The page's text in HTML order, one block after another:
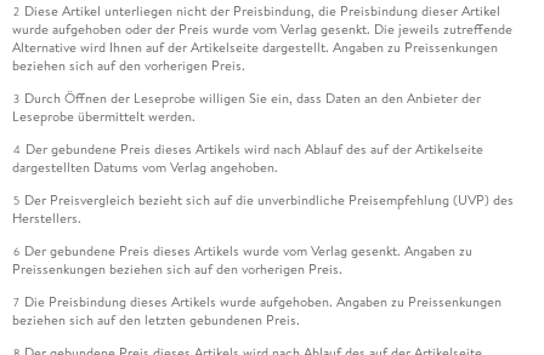
2 Diese Artikel unterliegen nicht der Preisbindung, die Preisbindung dieser Artikel
wurde aufgehoben oder der Preis wurde vom Verlag gesenkt. Die jeweils zutreffende
Alternative wird Ihnen auf der Artikelseite dargestellt. Angaben zu Preissenkungen
beziehen sich auf den vorherigen Preis.
3 Durch Öffnen der Leseprobe willigen Sie ein, dass Daten an den Anbieter der
Leseprobe übermittelt werden.
4 Der gebundene Preis dieses Artikels wird nach Ablauf des auf der Artikelseite
dargestellten Datums vom Verlag angehoben.
5 Der Preisvergleich bezieht sich auf die unverbindliche Preisempfehlung (UVP) des
Herstellers.
6 Der gebundene Preis dieses Artikels wurde vom Verlag gesenkt. Angaben zu
Preissenkungen beziehen sich auf den vorherigen Preis.
7 Die Preisbindung dieses Artikels wurde aufgehoben. Angaben zu Preissenkungen
beziehen sich auf den letzten gebundenen Preis.